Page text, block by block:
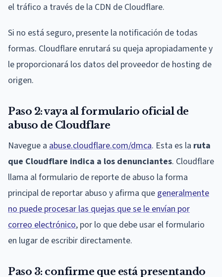
el tráfico a través de la CDN de Cloudflare.
Si no está seguro, presente la notificación de todas
formas. Cloudflare enrutará su queja apropiadamente y
le proporcionará los datos del proveedor de hosting de
origen.
Paso 2: vaya al formulario oficial de
abuso de Cloudflare
Navegue a abuse.cloudflare.com/dmca. Esta es la ruta
que Cloudflare indica a los denunciantes. Cloudflare
llama al formulario de reporte de abuso la forma
principal de reportar abuso y afirma que generalmente
no puede procesar las quejas que se le envían por
correo electrónico, por lo que debe usar el formulario
en lugar de escribir directamente.
Paso 3: confirme que está presentando